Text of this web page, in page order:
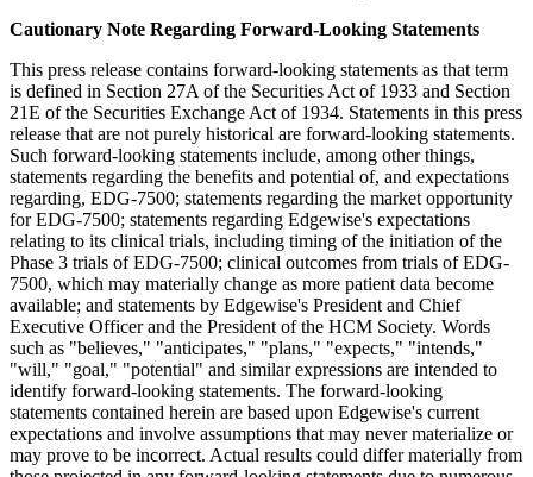
Cautionary Note Regarding Forward-Looking Statements
This press release contains forward-looking statements as that term
is defined in Section 27A of the Securities Act of 1933 and Section
21E of the Securities Exchange Act of 1934. Statements in this press
release that are not purely historical are forward-looking statements.
Such forward-looking statements include, among other things,
statements regarding the benefits and potential of, and expectations
regarding, EDG-7500; statements regarding the market opportunity
for EDG-7500; statements regarding Edgewise's expectations
relating to its clinical trials, including timing of the initiation of the
Phase 3 trials of EDG-7500; clinical outcomes from trials of EDG-
7500, which may materially change as more patient data become
available; and statements by Edgewise's President and Chief
Executive Officer and the President of the HCM Society. Words
such as "believes," "anticipates," "plans," "expects," "intends,"
"will," "goal," "potential" and similar expressions are intended to
identify forward-looking statements. The forward-looking
statements contained herein are based upon Edgewise's current
expectations and involve assumptions that may never materialize or
may prove to be incorrect. Actual results could differ materially from